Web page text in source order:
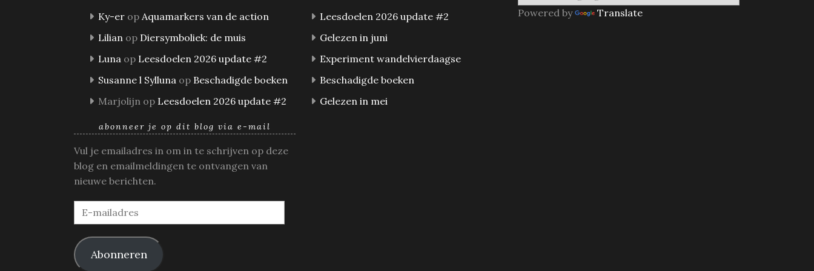
Ky-er op Aquamarkers van de action
Lilian op Diersymboliek: de muis
Luna op Leesdoelen 2026 update #2
Susanne l Sylluna op Beschadigde boeken
Marjolijn op Leesdoelen 2026 update #2
Leesdoelen 2026 update #2
Gelezen in juni
Experiment wandelvierdaagse
Beschadigde boeken
Gelezen in mei
Powered by Translate
abonneer je op dit blog via e-mail
Vul je emailadres in om in te schrijven op deze
blog en emailmeldingen te ontvangen van
nieuwe berichten.
E-
mailadres
Abonneren